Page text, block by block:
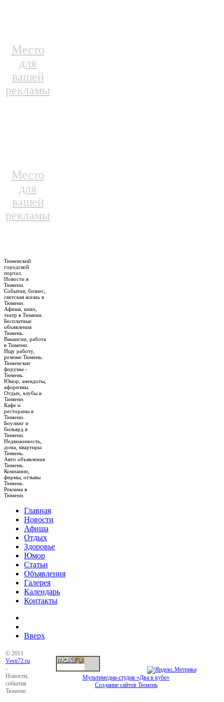
Место
для
вашей
рекламы
Место
для
вашей
рекламы
Тюменский
городской
портал.
Новости в
Тюмени.
События, бизнес,
светская жизнь в
Тюмени.
Афиша, кино,
театр в Тюмени.
Бесплатные
объявления
Тюмень.
Вакансии, работа
в Тюмени.
Ищу работу,
резюме Тюмень.
Тюменские
форумы –
Тюмень.
Юмор, анекдоты,
афоризмы.
Отдых, клубы в
Тюмени.
Кафе и
рестораны в
Тюмени.
Боулинг и
бильярд в
Тюмени.
Недвижимость,
дома, квартиры
Тюмень.
Авто объявления
Тюмень.
Компании,
фирмы, отзывы
Тюмень.
Реклама в
Тюмени.
Главная
Новости
Афиша
Отдых
Здоровье
Юмор
Статьи
Объявления
Галерея
Календарь
Контакты
Вверх
© 2011
Vesti72.ru
-
Новости,
события
Тюмени
Мультимедиа-студия «Два в кубе»
Создание сайтов Тюмень